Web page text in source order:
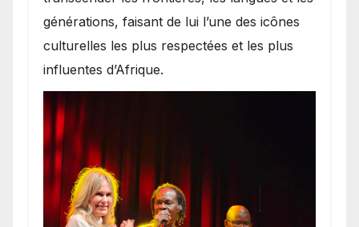
générations, faisant de lui l’une des icônes
culturelles les plus respectées et les plus
influentes d’Afrique.